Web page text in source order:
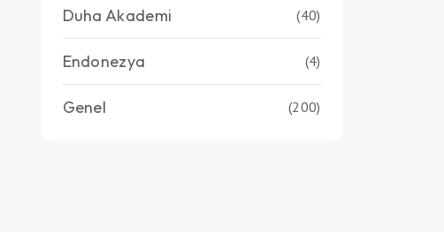
Duha Akademi (40)
Endonezya (4)
Genel (200)